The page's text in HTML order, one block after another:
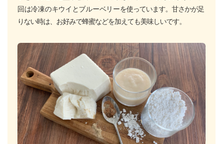
回は冷凍のキウイとブルーベリーを使っています。甘さかが足
りない時は、お好みで蜂蜜などを加えても美味しいです。